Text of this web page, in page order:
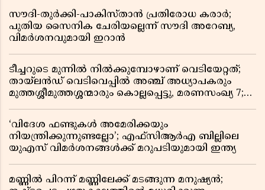
സൗദി-തുർക്കി-പാകിസ്താൻ പ്രതിരോധ കരാർ;
പുതിയ സൈനിക ചേരിയല്ലെന്ന് സൗദി അറേബ്യ,
വിമർശനവുമായി ഇറാൻ
ടീച്ചറുടെ മുന്നിൽ നിൽക്കുമ്പോഴാണ് വെടിയേറ്റത്;
തായ്‌ലൻഡ് വെടിവെപ്പിൽ അഞ്ച് അധ്യാപകരും
മുത്തശ്ശീമുത്തശ്ശന്മാരും കൊല്ലപ്പെട്ടു, മരണസംഖ്യ 7;
‘വിദേശ ഫണ്ടുകൾ അമേരിക്കയും
നിയന്ത്രിക്കുന്നുണ്ടല്ലോ’; എഫ്സിആർഎ ബില്ലിലെ
യുഎസ് വിമർശനങ്ങൾക്ക് മറുപടിയുമായി ഇന്ത്യ
മണ്ണിൽ പിറന്ന് മണ്ണിലേക്ക് മടങ്ങുന്ന മനുഷ്യൻ;